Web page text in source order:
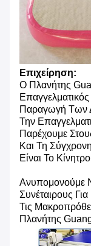
Επιχείρηση:
Ο Πλανήτης
Παραγωγή Των
Την
Παρέχουμε
Και Τη
Είναι Το
Ανυπομονούμε
Συνέταιρους
Τις
Πλανήτης